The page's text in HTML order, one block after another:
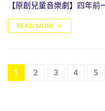
【原創兒童音樂劇】四年
READ MORE →
文
1 2 3 4 5